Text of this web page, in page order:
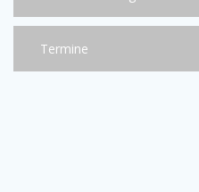
Termine